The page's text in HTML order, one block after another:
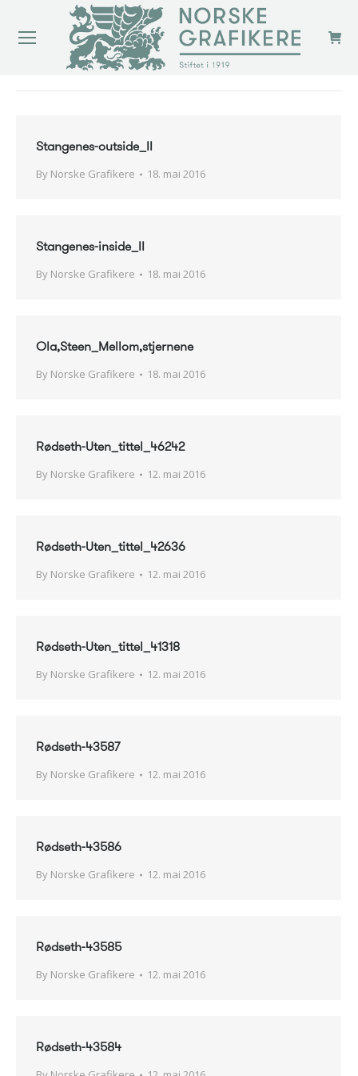
Stangenes-outside_II
By Norske Grafikere 18. mai 2016
Stangenes-inside_II
By Norske Grafikere 18. mai 2016
Ola,Steen_Mellom,stjernene
By Norske Grafikere 18. mai 2016
Rødseth-Uten_tittel_46242
By Norske Grafikere 12. mai 2016
Rødseth-Uten_tittel_42636
By Norske Grafikere 12. mai 2016
Rødseth-Uten_tittel_41318
By Norske Grafikere 12. mai 2016
Rødseth-43587
By Norske Grafikere 12. mai 2016
Rødseth-43586
By Norske Grafikere 12. mai 2016
Rødseth-43585
By Norske Grafikere 12. mai 2016
Rødseth-43584